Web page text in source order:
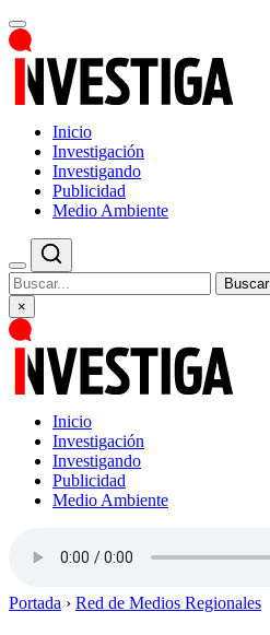
Inicio
Investigación
Investigando
Publicidad
Medio Ambiente
Buscar
×
Inicio
Investigación
Investigando
Publicidad
Medio Ambiente
Portada › Red de Medios Regionales